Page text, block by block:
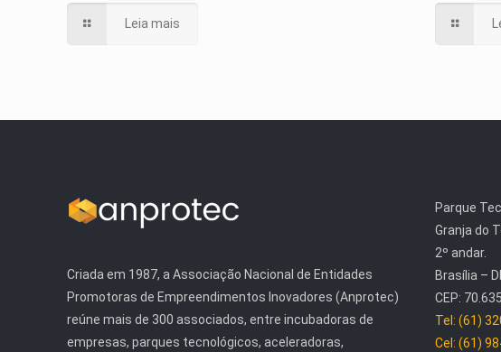
Leia mais
Criada em 1987, a Associação Nacional de Entidades
Promotoras de Empreendimentos Inovadores (Anprotec)
reúne mais de 300 associados, entre incubadoras de
empresas, parques tecnológicos, aceleradoras,
Parque
Granja do
2º andar.
Brasília –
CEP:
Tel: (61)
Cel: (61)